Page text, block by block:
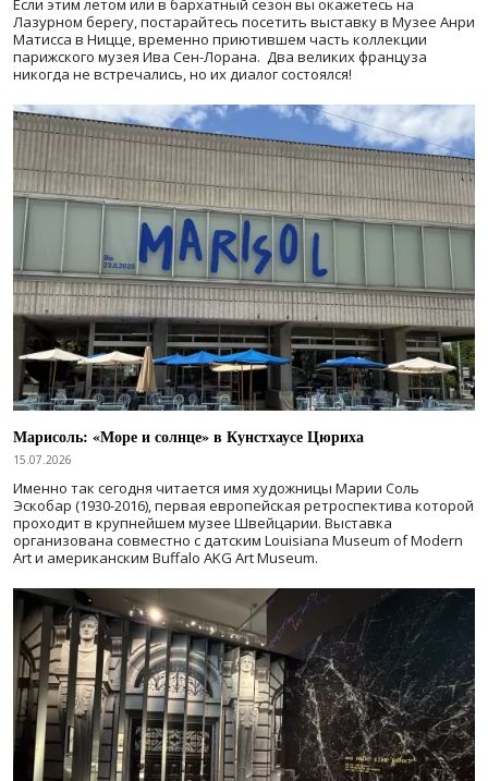
Если этим летом или в бархатный сезон вы окажетесь на
Лазурном берегу, постарайтесь посетить выставку в Музее Анри
Матисса в Ницце, временно приютившем часть коллекции
парижского музея Ива Сен-Лорана. Два великих француза
никогда не встречались, но их диалог состоялся!
Марисоль: «Море и солнце» в Кунстхаусе Цюриха
15.07.2026
Именно так сегодня читается имя художницы Марии Соль
Эскобар (1930-2016), первая европейская ретроспектива которой
проходит в крупнейшем музее Швейцарии. Выставка
организована совместно с датским Louisiana Museum of Modern
Art и американским Buffalo AKG Art Museum.